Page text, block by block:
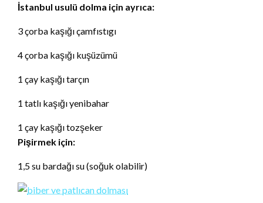
İstanbul usulü dolma için ayrıca:
3 çorba kaşığı çamfıstıgı
4 çorba kaşığı kuşüzümü
1 çay kaşığı tarçın
1 tatlı kaşığı yenibahar
1 çay kaşığı tozşeker
Pişirmek için:
1,5 su bardağı su (soğuk olabilir)